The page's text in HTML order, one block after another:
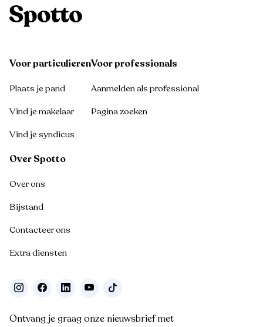
Voor particulieren
Plaats je pand
Vind je makelaar
Vind je syndicus
Voor professionals
Aanmelden als professional
Pagina zoeken
Over Spotto
Over ons
Bijstand
Contacteer ons
Extra diensten
Ontvang je graag onze nieuwsbrief met